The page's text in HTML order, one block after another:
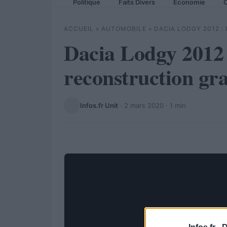
Politique Faits Divers Economie
ACCUEIL » AUTOMOBILE » DACIA LODGY 2012 :
Dacia Lodgy
reconstruction
Infos.fr Unit · 2 mars 2020 · 1 min